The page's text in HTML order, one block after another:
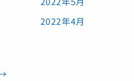
2022年4月